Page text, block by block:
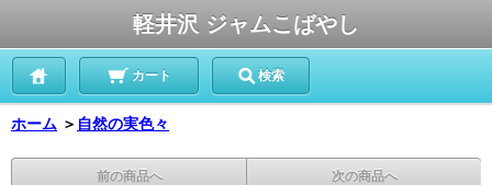
軽井沢 ジャムこばやし
カート 検索
ホーム ＞ 自然の実色々
前の商品へ 次の商品へ